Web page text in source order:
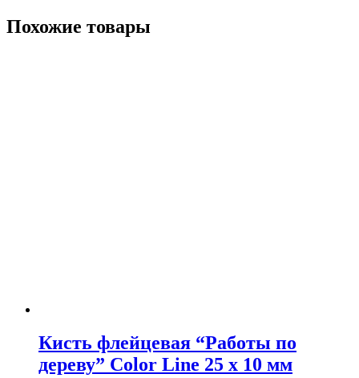
Похожие товары
Кисть флейцевая “Работы по
дереву” Color Line 25 х 10 мм